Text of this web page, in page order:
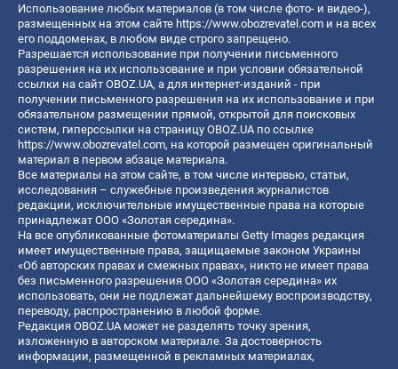
Использование любых материалов (в том числе фото- и видео-),
размещенных на этом сайте https://www.obozrevatel.com и на всех
его поддоменах, в любом виде строго запрещено.
Разрешается использование при получении письменного
разрешения на их использование и при условии обязательной
ссылки на сайт OBOZ.UA, а для интернет-изданий - при
получении письменного разрешения на их использование и при
обязательном размещении прямой, открытой для поисковых
систем, гиперссылки на страницу OBOZ.UA по ссылке
https://www.obozrevatel.com, на которой размещен оригинальный
материал в первом абзаце материала.
Все материалы на этом сайте, в том числе интервью, статьи,
исследования – служебные произведения журналистов
редакции, исключительные имущественные права на которые
принадлежат ООО «Золотая середина».
На все опубликованные фотоматериалы Getty Images редакция
имеет имущественные права, защищаемые законом Украины
«Об авторских правах и смежных правах», никто не имеет права
без письменного разрешения ООО «Золотая середина» их
использовать, они не подлежат дальнейшему воспроизводству,
переводу, распространению в любой форме.
Редакция OBOZ.UA может не разделять точку зрения,
изложенную в авторском материале. За достоверность
информации, размещенной в рекламных материалах,